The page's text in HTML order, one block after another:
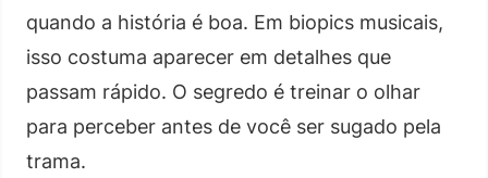
quando a história é boa. Em biopics musicais,
isso costuma aparecer em detalhes que
passam rápido. O segredo é treinar o olhar
para perceber antes de você ser sugado pela
trama.